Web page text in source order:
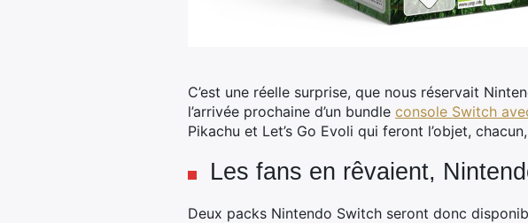
C’est une réelle surprise, que nous réservait
l’arrivée prochaine d’un bundle console Switch
Pikachu et Let’s Go Evoli qui feront l’objet,
Les fans en rêvaient,
Deux packs Nintendo Switch seront donc